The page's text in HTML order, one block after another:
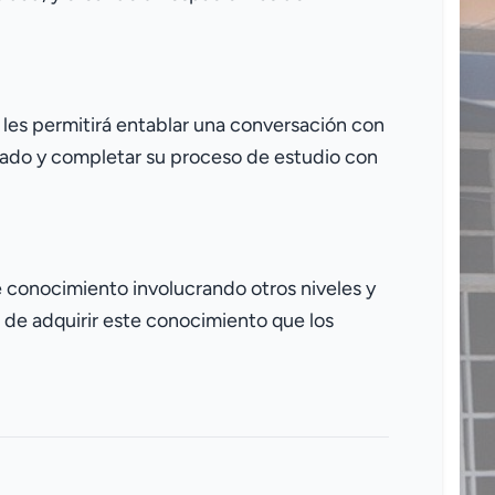
permitirá entablar una conversación con
y completar su proceso de estudio con
involucrando otros niveles y
adquirir este conocimiento que los